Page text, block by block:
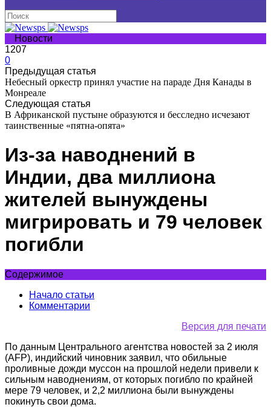
Новости
1207
0
Предыдущая статья
Небесный оркестр принял участие на параде Дня Канады в
Монреале
Следующая статья
В Африканской пустыне образуются и бесследно исчезают
таинственные «пятна-опята»
Из-за наводнений в
Индии, два миллиона
жителей вынуждены
мигрировать и 79 человек
погибли
Содержимое
Начало статьи
Комментарии
Версия для печати
По данным Центрального агентства новостей за 2 июля
(AFP), индийский чиновник заявил, что обильные
проливные дожди муссон на прошлой недели привели к
сильным наводнениям, от которых погибло по крайней
мере 79 человек, и 2,2 миллиона были вынуждены
покинуть свои дома.